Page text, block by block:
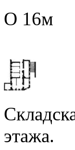
О 16м
этажа.